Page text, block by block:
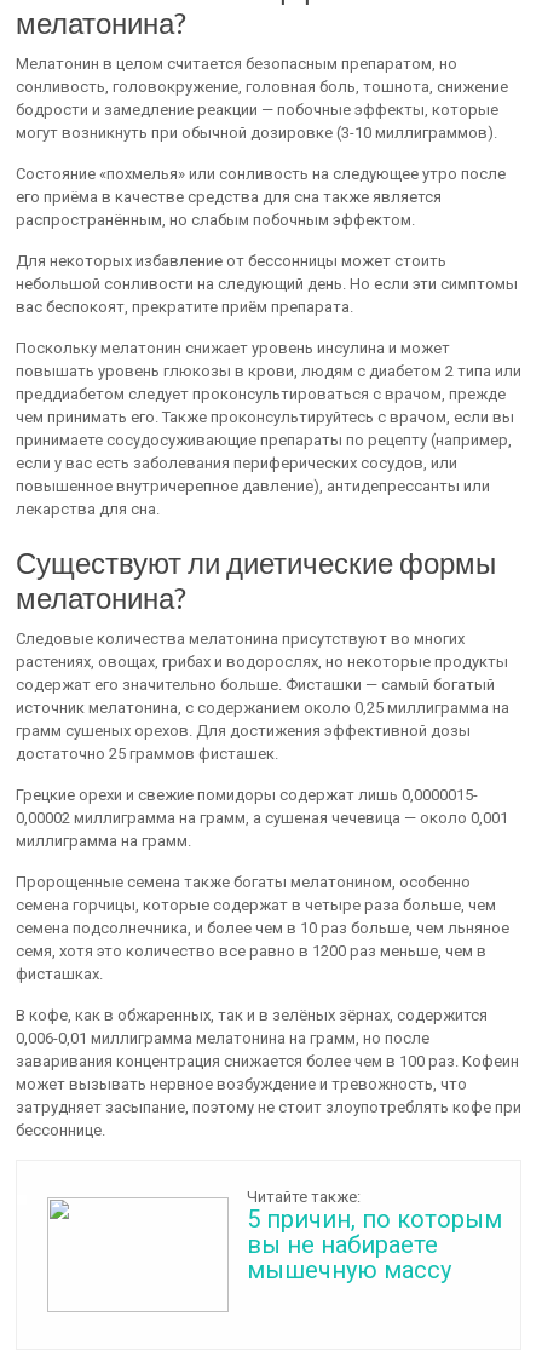
мелатонина?
Мелатонин в целом считается безопасным препаратом, но
сонливость, головокружение, головная боль, тошнота, снижение
бодрости и замедление реакции — побочные эффекты, которые
могут возникнуть при обычной дозировке (3-10 миллиграммов).
Состояние «похмелья» или сонливость на следующее утро после
его приёма в качестве средства для сна также является
распространённым, но слабым побочным эффектом.
Для некоторых избавление от бессонницы может стоить
небольшой сонливости на следующий день. Но если эти симптомы
вас беспокоят, прекратите приём препарата.
Поскольку мелатонин снижает уровень инсулина и может
повышать уровень глюкозы в крови, людям с диабетом 2 типа или
преддиабетом следует проконсультироваться с врачом, прежде
чем принимать его. Также проконсультируйтесь с врачом, если вы
принимаете сосудосуживающие препараты по рецепту (например,
если у вас есть заболевания периферических сосудов, или
повышенное внутричерепное давление), антидепрессанты или
лекарства для сна.
Существуют ли диетические формы
мелатонина?
Следовые количества мелатонина присутствуют во многих
растениях, овощах, грибах и водорослях, но некоторые продукты
содержат его значительно больше. Фисташки — самый богатый
источник мелатонина, с содержанием около 0,25 миллиграмма на
грамм сушеных орехов. Для достижения эффективной дозы
достаточно 25 граммов фисташек.
Грецкие орехи и свежие помидоры содержат лишь 0,0000015-
0,00002 миллиграмма на грамм, а сушеная чечевица — около 0,001
миллиграмма на грамм.
Пророщенные семена также богаты мелатонином, особенно
семена горчицы, которые содержат в четыре раза больше, чем
семена подсолнечника, и более чем в 10 раз больше, чем льняное
семя, хотя это количество все равно в 1200 раз меньше, чем в
фисташках.
В кофе, как в обжаренных, так и в зелёных зёрнах, содержится
0,006-0,01 миллиграмма мелатонина на грамм, но после
заваривания концентрация снижается более чем в 100 раз. Кофеин
может вызывать нервное возбуждение и тревожность, что
затрудняет засыпание, поэтому не стоит злоупотреблять кофе при
бессоннице.
Читайте также:
5 причин, по которым
вы не набираете
мышечную массу